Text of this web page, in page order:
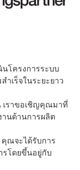
โครงการระบบ
เร็จในระยะยาว
เราขอเชิญคุณมาที่
นด้านการผลิต
คุณจะได้รับการ
รโดยขึ้นอยู่กับ